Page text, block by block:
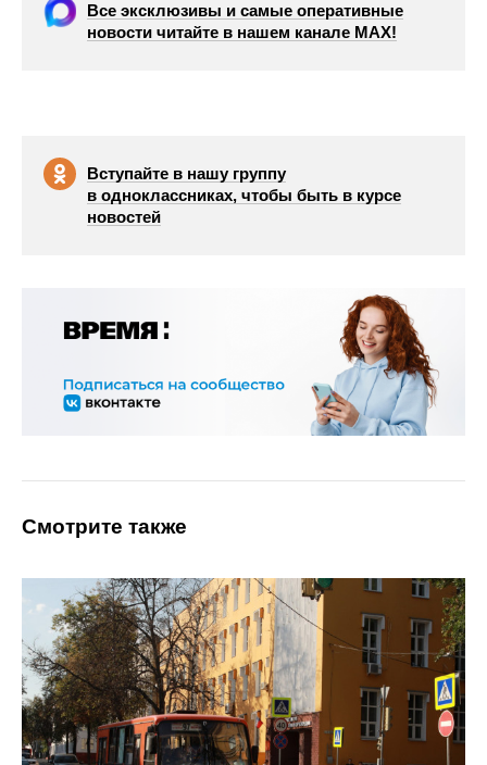
Все эксклюзивы и самые оперативные
новости читайте в нашем канале МАХ!
Вступайте в нашу группу
в одноклассниках, чтобы быть в курсе
новостей
Смотрите также